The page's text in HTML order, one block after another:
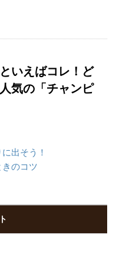
いえばコレ！ど
気の「チャンピ
出そう！
のコツ